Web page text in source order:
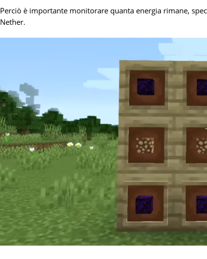
Perciò è importante monitorare quanta energia rimane,
Nether.